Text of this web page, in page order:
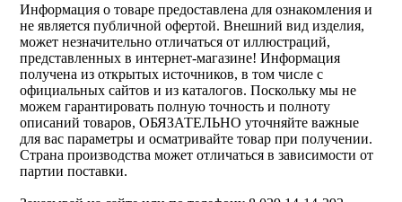
Информация о товаре предоставлена для ознакомления и
не является публичной офертой. Внешний вид изделия,
может незначительно отличаться от иллюстраций,
представленных в интернет-магазине! Информация
получена из открытых источников, в том числе с
официальных сайтов и из каталогов. Поскольку мы не
можем гарантировать полную точность и полноту
описаний товаров, ОБЯЗАТЕЛЬНО уточняйте важные
для вас параметры и осматривайте товар при получении.
Страна производства может отличаться в зависимости от
партии поставки.